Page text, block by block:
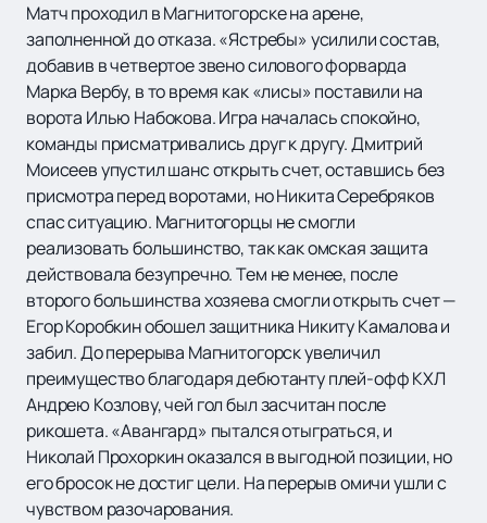
Матч проходил в Магнитогорске на арене,
заполненной до отказа. «Ястребы» усилили состав,
добавив в четвертое звено силового форварда
Марка Вербу, в то время как «лисы» поставили на
ворота Илью Набокова. Игра началась спокойно,
команды присматривались друг к другу. Дмитрий
Моисеев упустил шанс открыть счет, оставшись без
присмотра перед воротами, но Никита Серебряков
спас ситуацию. Магнитогорцы не смогли
реализовать большинство, так как омская защита
действовала безупречно. Тем не менее, после
второго большинства хозяева смогли открыть счет —
Егор Коробкин обошел защитника Никиту Камалова и
забил. До перерыва Магнитогорск увеличил
преимущество благодаря дебютанту плей-офф КХЛ
Андрею Козлову, чей гол был засчитан после
рикошета. «Авангард» пытался отыграться, и
Николай Прохоркин оказался в выгодной позиции, но
его бросок не достиг цели. На перерыв омичи ушли с
чувством разочарования.